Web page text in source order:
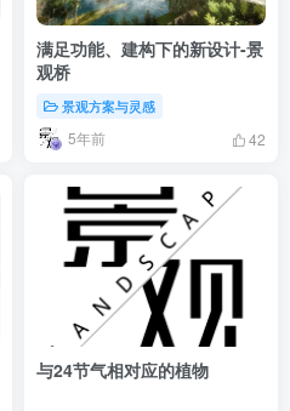
满足功能、建构下的新设计-景
观桥
景观方案与灵感
5年前 42
与24节气相对应的植物